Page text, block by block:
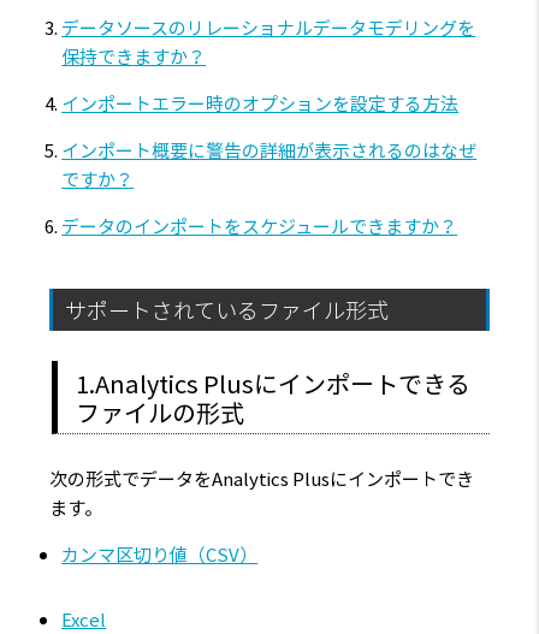
データソースのリレーショナルデータモデリングを
保持できますか？
インポートエラー時のオプションを設定する方法
インポート概要に警告の詳細が表示されるのはなぜ
ですか？
データのインポートをスケジュールできますか？
サポートされているファイル形式
1.Analytics Plusにインポートできる
ファイルの形式
次の形式でデータをAnalytics Plusにインポートでき
ます。
カンマ区切り値（CSV）
Excel